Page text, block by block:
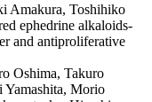
Amakura, Toshihiko
ephedrine alkaloids-
and antiproliferative
Oshima, Takuro
Yamashita, Morio